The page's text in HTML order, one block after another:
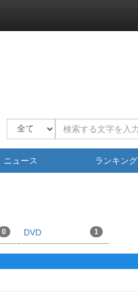
ニュース ランキング
0 DVD 1